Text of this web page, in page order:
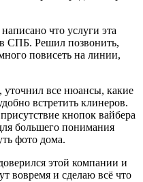
что услуги эта
в СПБ. Решил позвонить,
повисеть на линии,
уточнил все нюансы, какие
встретить клинеров.
кнопок вайбера
большего понимания
фото дома.
этой компании и
вовремя и сделаю всё что